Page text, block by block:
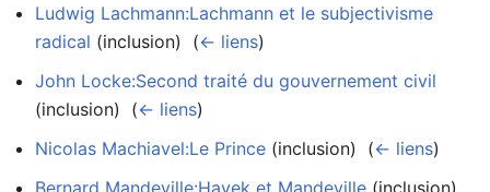
Ludwig Lachmann:Lachmann et le subjectivisme
radical (inclusion) ‎ (← liens)
John Locke:Second traité du gouvernement civil
(inclusion) ‎ (← liens)
Nicolas Machiavel:Le Prince (inclusion) ‎ (← liens)
Bernard Mandeville:Hayek et Mandeville (inclusion) ‎